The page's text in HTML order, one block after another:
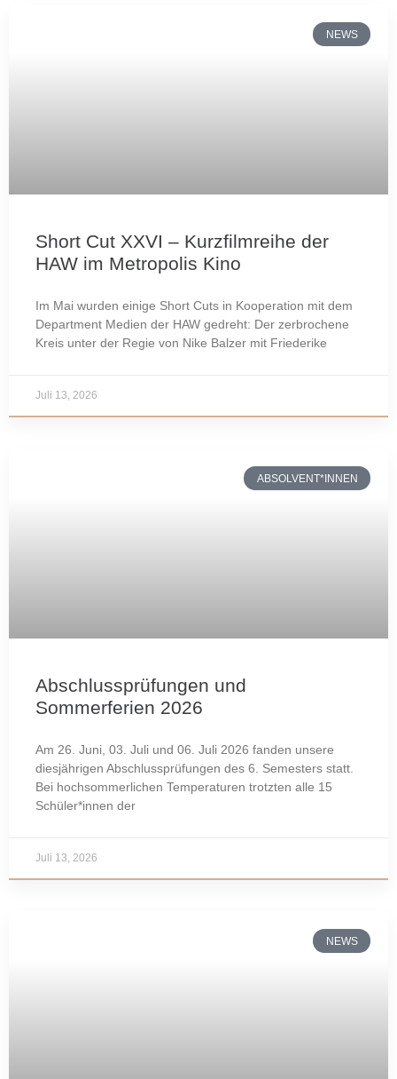
NEWS
Short Cut XXVI – Kurzfilmreihe der
HAW im Metropolis Kino
Im Mai wurden einige Short Cuts in Kooperation mit dem
Department Medien der HAW gedreht: Der zerbrochene
Kreis unter der Regie von Nike Balzer mit Friederike
Juli 13, 2026
ABSOLVENT*INNEN
Abschlussprüfungen und
Sommerferien 2026
Am 26. Juni, 03. Juli und 06. Juli 2026 fanden unsere
diesjährigen Abschlussprüfungen des 6. Semesters statt.
Bei hochsommerlichen Temperaturen trotzten alle 15
Schüler*innen der
Juli 13, 2026
NEWS